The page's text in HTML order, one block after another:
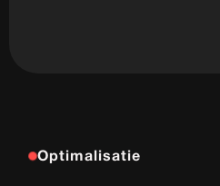
Optimalisatie